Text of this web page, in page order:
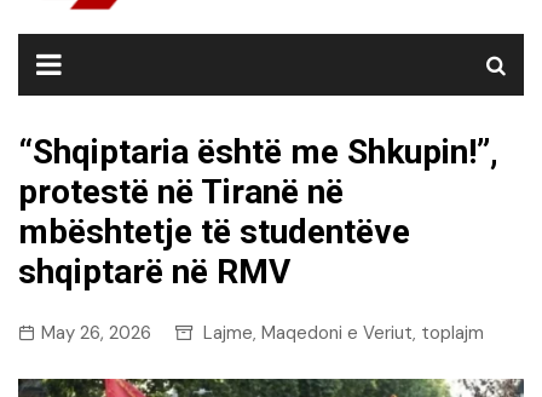
“Shqiptaria është me Shkupin!”,
protestë në Tiranë në
mbështetje të studentëve
shqiptarë në RMV
May 26, 2026 Lajme, Maqedoni e Veriut, toplajm